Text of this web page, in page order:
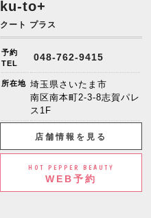
ku-to+
クート プラス
予約
TEL
048-762-9415
所在地 埼玉県さいたま市
南区南本町2-3-8志賀パレ
ス1F
店舗情報を見る
HOT PEPPER BEAUTY
WEB予約